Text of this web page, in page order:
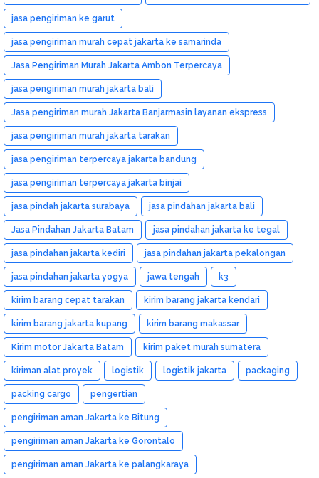
jasa pengiriman ke garut
jasa pengiriman murah cepat jakarta ke samarinda
Jasa Pengiriman Murah Jakarta Ambon Terpercaya
jasa pengiriman murah jakarta bali
Jasa pengiriman murah Jakarta Banjarmasin layanan ekspress
jasa pengiriman murah jakarta tarakan
jasa pengiriman terpercaya jakarta bandung
jasa pengiriman terpercaya jakarta binjai
jasa pindah jakarta surabaya jasa pindahan jakarta bali
Jasa Pindahan Jakarta Batam jasa pindahan jakarta ke tegal
jasa pindahan jakarta kediri jasa pindahan jakarta pekalongan
jasa pindahan jakarta yogya jawa tengah k3
kirim barang cepat tarakan kirim barang jakarta kendari
kirim barang jakarta kupang kirim barang makassar
Kirim motor Jakarta Batam kirim paket murah sumatera
kiriman alat proyek logistik logistik jakarta packaging
packing cargo pengertian
pengiriman aman Jakarta ke Bitung
pengiriman aman Jakarta ke Gorontalo
pengiriman aman Jakarta ke palangkaraya